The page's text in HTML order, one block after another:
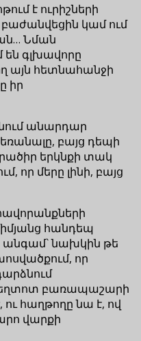
է ուրիշների
բաժանվեցին կամ ում
Նման
գլխավորը
այն հետնահանջի
իր
անարդար
բայց դեպի
երկնքի տակ
որ մերը լինի, բայց
հանդեպ
անգամ` նախկին թե
որ
կեղտոտ բառապաշարի
հաղթողը նա է, ով
վարքի